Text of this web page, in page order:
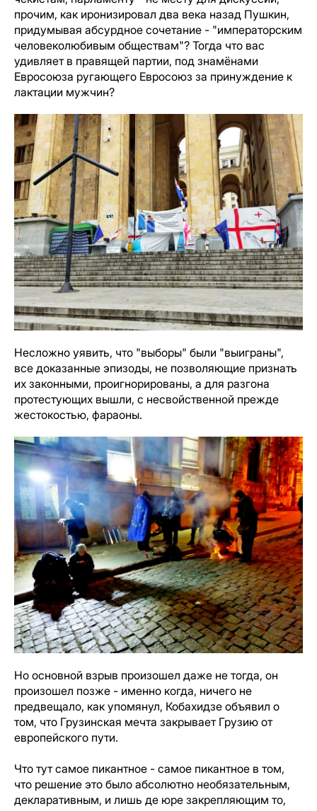
прочим, как иронизировал два века назад Пушкин,
придумывая абсурдное сочетание - "императорским
человеколюбивым обществам"? Тогда что вас
удивляет в правящей партии, под знамёнами
Евросоюза ругающего Евросоюз за принуждение к
лактации мужчин?
Несложно уявить, что "выборы" были "выиграны",
все доказанные эпизоды, не позволяющие признать
их законными, проигнорированы, а для разгона
протестующих вышли, с несвойственной прежде
жестокостью, фараоны.
Но основной взрыв произошел даже не тогда, он
произошел позже - именно когда, ничего не
предвещало, как упомянул, Кобахидзе объявил о
том, что Грузинская мечта закрывает Грузию от
европейского пути.
Что тут самое пикантное - самое пикантное в том,
что решение это было абсолютно необязательным,
декларативным, и лишь де юре закрепляющим то,